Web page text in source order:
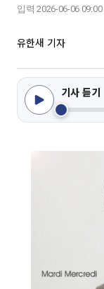
입력 2026-06-06 09:00
유한새 기자
기사 듣기